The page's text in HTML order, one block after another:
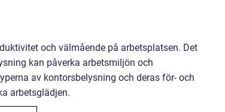
och välmående på arbetsplatsen. Det
kan påverka arbetsmiljön och
av kontorsbelysning och deras för- och
arbetsglädjen.